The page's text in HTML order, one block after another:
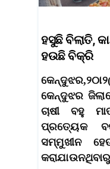
ହସୁଛି ବିଲାତି,
ହଉଛି ବିକ୍ରି
କେନ୍ଦୁଝର
ଚାଷୀ ବହୁ
ପ୍ରତ୍ୟେକ
ସମ୍ମୁଖୀନ